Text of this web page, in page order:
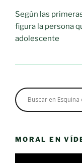
Según las
figura la persona
adolescente
MORAL EN